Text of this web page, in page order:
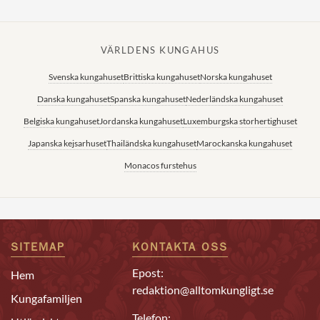
VÄRLDENS KUNGAHUS
Svenska kungahusetBrittiska kungahusetNorska kungahuset
Danska kungahusetSpanska kungahusetNederländska kungahuset
Belgiska kungahusetJordanska kungahusetLuxemburgska storhertighuset
Japanska kejsarhusetThailändska kungahusetMarockanska kungahuset
Monacos furstehus
SITEMAP
Hem
Kungafamiljen
KONTAKTA OSS
Epost:
redaktion@alltomkungligt.se